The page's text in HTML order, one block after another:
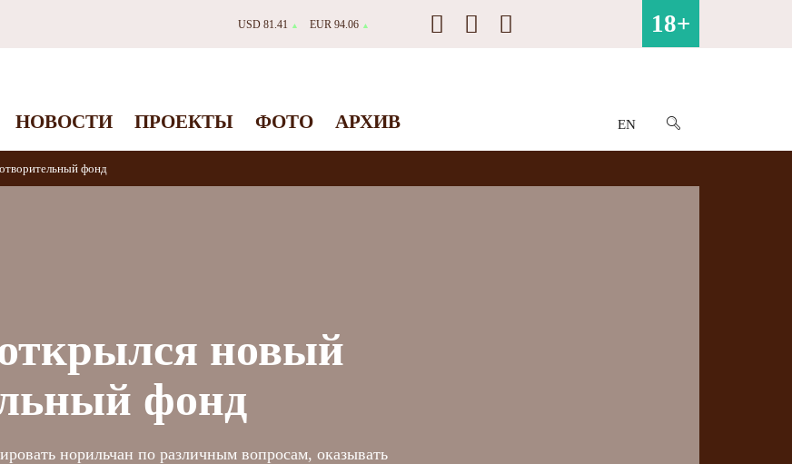
USD 81.41 ▲ EUR 94.06 ▲ 18+
НОВОСТИ ПРОЕКТЫ ФОТО АРХИВ EN
фонд
новый
фонд
норильчан по различным вопросам, оказывать